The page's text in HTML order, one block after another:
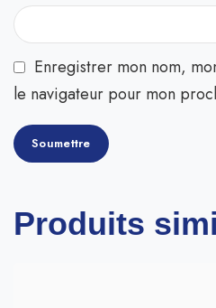
Enregistrer mon nom,
le navigateur pour mon
Produits